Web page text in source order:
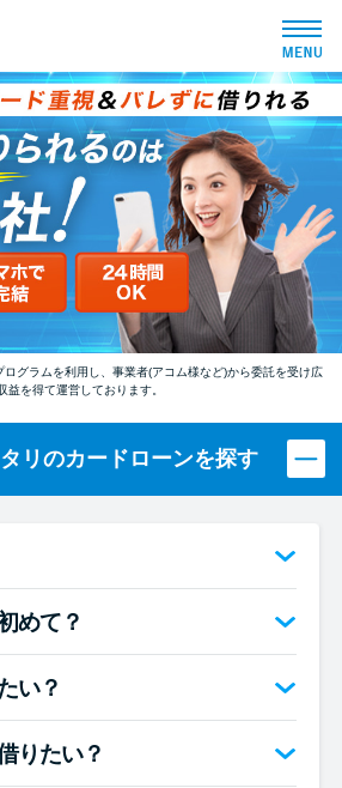
ージ
コンテンツ
人気ランキング
にかくすぐ借りたい方向け
レずに借りたい方向け
テンツ
ドローン診断
ドローンQ&A
ジ
グラムを利用し、事業者(アコム様など)から委託を受け広
益を得て運営しております。
リのカードローンを探す
めて？
い？
りたい？